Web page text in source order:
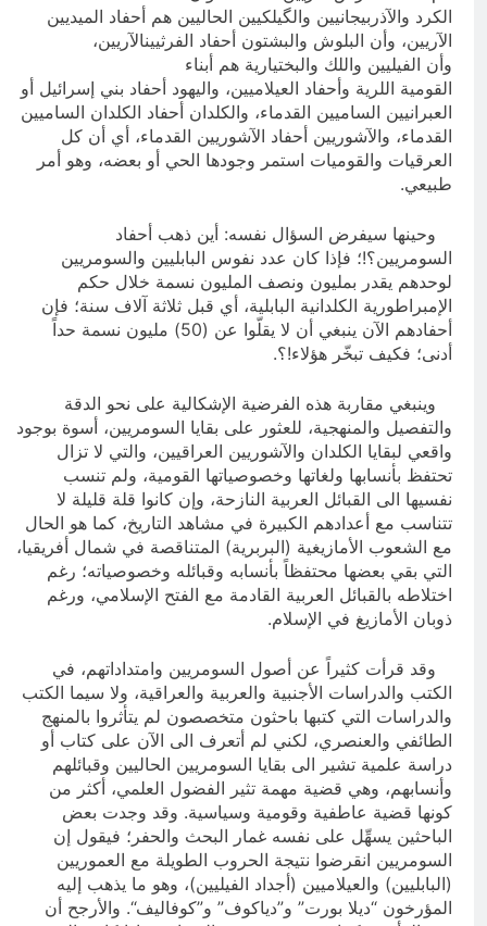
الكرد والآذربيجانيين والگيلكيين الحاليين هم أحفاد الميديين
الآريين، وأن البلوش والبشتون أحفاد الفرثيينالآريين،
وأن الفيليين واللك والبختيارية هم أبناء
القومية اللرية وأحفاد العيلاميين، واليهود أحفاد بني إسرائيل أو
العبرانيين الساميين القدماء، والكلدان أحفاد الكلدان الساميين
القدماء، والآشوريين أحفاد الآشوريين القدماء، أي أن كل
العرقيات والقوميات استمر وجودها الحي أو بعضه، وهو أمر
طبيعي.
وحينها سيفرض السؤال نفسه: أين ذهب أحفاد
السومريين؟!؛ فإذا كان عدد نفوس البابليين والسومريين
لوحدهم يقدر بمليون ونصف المليون نسمة خلال حكم
الإمبراطورية الكلدانية البابلية، أي قبل ثلاثة آلاف سنة؛ فإن
أحفادهم الآن ينبغي أن لا يقلّوا عن (50) مليون نسمة حداً
أدنى؛ فكيف تبخّر هؤلاء!؟.
وينبغي مقاربة هذه الفرضية الإشكالية على نحو الدقة
والتفصيل والمنهجية، للعثور على بقايا السومريين، أسوة بوجود
واقعي لبقايا الكلدان والآشوريين العراقيين، والتي لا تزال
تحتفظ بأنسابها ولغاتها وخصوصياتها القومية، ولم تنسب
نفسيها الى القبائل العربية النازحة، وإن كانوا قلة قليلة لا
تتناسب مع أعدادهم الكبيرة في مشاهد التاريخ، كما هو الحال
مع الشعوب الأمازيغية (البربرية) المتناقصة في شمال أفريقيا،
التي بقي بعضها محتفظاً بأنسابه وقبائله وخصوصياته؛ رغم
اختلاطه بالقبائل العربية القادمة مع الفتح الإسلامي، ورغم
ذوبان الأمازيغ في الإسلام.
وقد قرأت كثيراً عن أصول السومريين وامتداداتهم، في
الكتب والدراسات الأجنبية والعربية والعراقية، ولا سيما الكتب
والدراسات التي كتبها باحثون متخصصون لم يتأثروا بالمنهج
الطائفي والعنصري، لكني لم أتعرف الى الآن على كتاب أو
دراسة علمية تشير الى بقايا السومريين الحاليين وقبائلهم
وأنسابهم، وهي قضية مهمة تثير الفضول العلمي، أكثر من
كونها قضية عاطفية وقومية وسياسية. وقد وجدت بعض
الباحثين يسهِّل على نفسه غمار البحث والحفر؛ فيقول إن
السومريين انقرضوا نتيجة الحروب الطويلة مع العموريين
(البابليين) والعيلاميين (أجداد الفيليين)، وهو ما يذهب إليه
المؤرخون “ديلا بورت” و”دياكوف” و”كوفاليف“. والأرجح أن